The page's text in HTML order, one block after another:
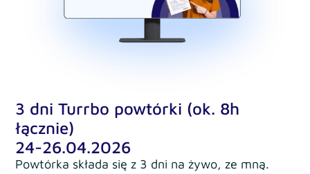
3 dni Turrbo powtórki (ok. 8h
łącznie)
24-26.04.2026
Powtórka składa się z 3 dni na żywo, ze mną.